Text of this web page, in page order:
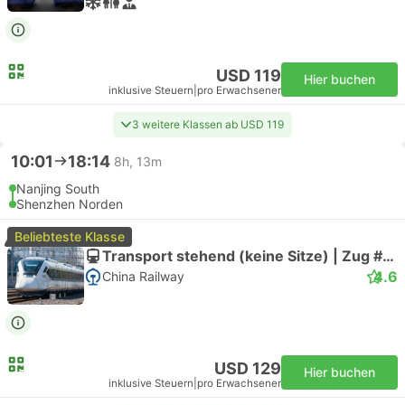
USD 119
inklusive Steuern pro Erwachsener
Hier buchen
3 weitere Klassen ab USD 119
10:01 18:14 8h, 13m
Nanjing South
Shenzhen Norden
Beliebteste Klasse
Transport stehend (keine Sitze) | Zug #G3327
China Railway 4.6
USD 129
inklusive Steuern pro Erwachsener
Hier buchen